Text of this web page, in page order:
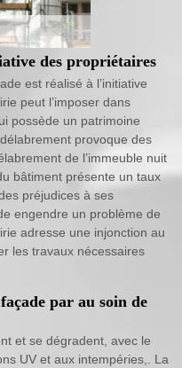
des propriétaires
est réalisé à l’initiative
peut l’imposer dans
possède un patrimoine
provoque des
de l’immeuble nuit
bâtiment présente un taux
préjudices à ses
engendre un problème de
adresse une injonction au
les travaux nécessaires
par au soin de
et se dégradent, avec le
UV et aux intempéries,. La